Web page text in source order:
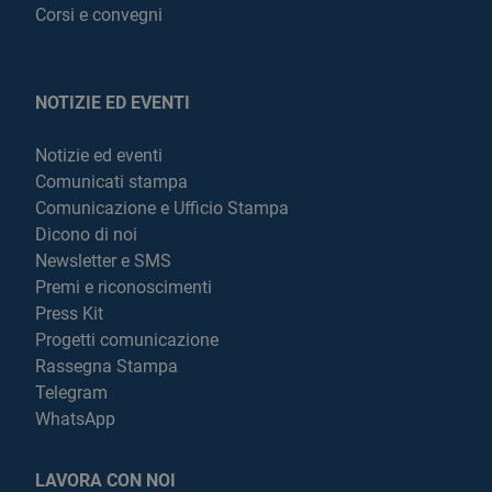
Corsi e convegni
NOTIZIE ED EVENTI
Notizie ed eventi
Comunicati stampa
Comunicazione e Ufficio Stampa
Dicono di noi
Newsletter e SMS
Premi e riconoscimenti
Press Kit
Progetti comunicazione
Rassegna Stampa
Telegram
WhatsApp
LAVORA CON NOI